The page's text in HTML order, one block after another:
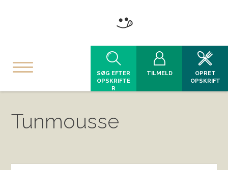
SØG EFTER
OPSKRIFTE
R
TILMELD
OPRET
OPSKRIFT
Tunmousse